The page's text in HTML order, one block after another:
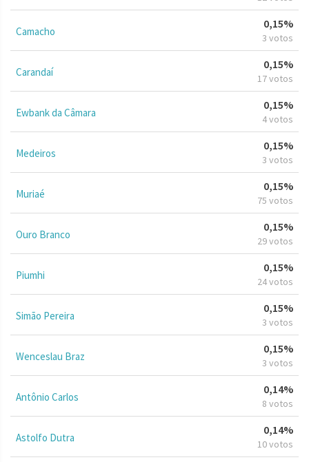
Camacho
0,15%
3 votos
Carandaí
0,15%
17 votos
Ewbank da Câmara
0,15%
4 votos
Medeiros
0,15%
3 votos
Muriaé
0,15%
75 votos
Ouro Branco
0,15%
29 votos
Piumhi
0,15%
24 votos
Simão Pereira
0,15%
3 votos
Wenceslau Braz
0,15%
3 votos
Antônio Carlos
0,14%
8 votos
Astolfo Dutra
0,14%
10 votos